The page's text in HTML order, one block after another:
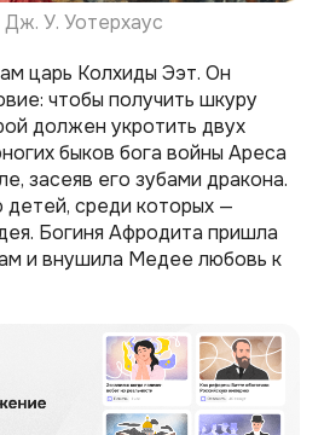
У. Уотерхаус
царь Колхиды Ээт. Он
чтобы получить шкуру
должен укротить двух
быков бога войны Ареса
засеяв его зубами дракона.
среди которых —
Богиня Афродита пришла
и внушила Медее любовь к